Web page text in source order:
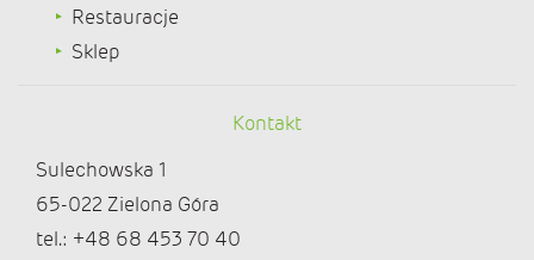
Restauracje
Sklep
Kontakt
Sulechowska 1
65-022 Zielona Góra
tel.: +48 68 453 70 40